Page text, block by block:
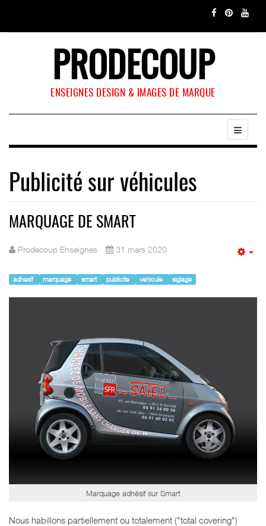
PRODECOUP
ENSEIGNES DESIGN & IMAGES DE MARQUE
Publicité sur véhicules
MARQUAGE DE SMART
Prodecoup Enseignes 31 mars 2020
adhesif marquage smart publicite vehicule siglage
Marquage adhésif sur Smart
Nous habillons partiellement ou totalement ("total covering")